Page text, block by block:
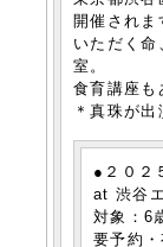
開催されま
いただく
室。
食育講座も
＊真珠が
●２０２
at 渋谷
対象：6
要予約